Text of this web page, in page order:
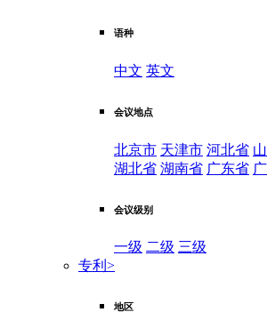
语种
中文 英文
会议地点
北京市 天津市 河北省
湖北省 湖南省 广东省
会议级别
一级 二级 三级
专利 >
地区